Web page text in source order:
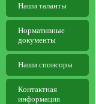
Наши таланты
Нормативные
документы
Наши спонсоры
Контактная
информация